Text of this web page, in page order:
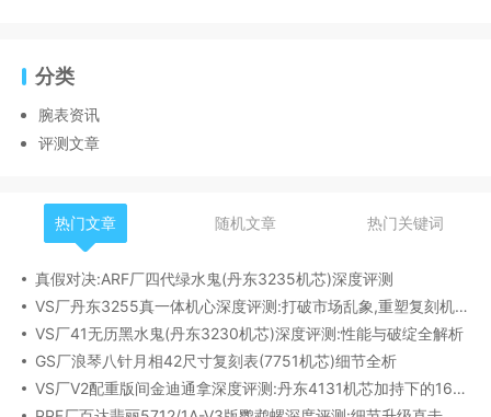
分类
腕表资讯
评测文章
热门文章 随机文章 热门关键词
真假对决:ARF厂四代绿水鬼(丹东3235机芯)深度评测
VS厂丹东3255真一体机心深度评测:打破市场乱象,重塑复刻机芯新标杆​
VS厂41无历黑水鬼(丹东3230机芯)深度评测:性能与破绽全解析
GS厂浪琴八针月相42尺寸复刻表(7751机芯)细节全析
VS厂V2配重版间金迪通拿深度评测:丹东4131机芯加持下的165克精密之作​